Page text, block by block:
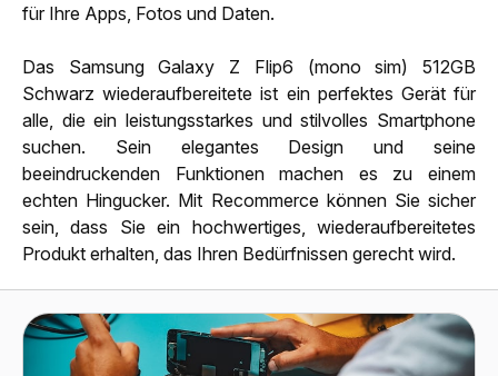
für Ihre Apps, Fotos und Daten.
Das Samsung Galaxy Z Flip6 (mono sim) 512GB
Schwarz wiederaufbereitete ist ein perfektes Gerät für
alle, die ein leistungsstarkes und stilvolles Smartphone
suchen. Sein elegantes Design und seine
beeindruckenden Funktionen machen es zu einem
echten Hingucker. Mit Recommerce können Sie sicher
sein, dass Sie ein hochwertiges, wiederaufbereitetes
Produkt erhalten, das Ihren Bedürfnissen gerecht wird.